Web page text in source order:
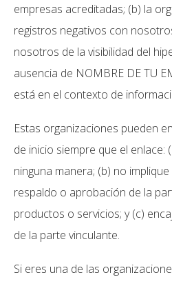
empresas acreditadas; (b) la
registros negativos con
nosotros de la visibilidad del
ausencia de NOMBRE DE TU
está en el contexto de
Estas organizaciones pueden
de inicio siempre que el enlace:
ninguna manera; (b) no
respaldo o aprobación de la
productos o servicios; y (c)
de la parte vinculante.
Si eres una de las